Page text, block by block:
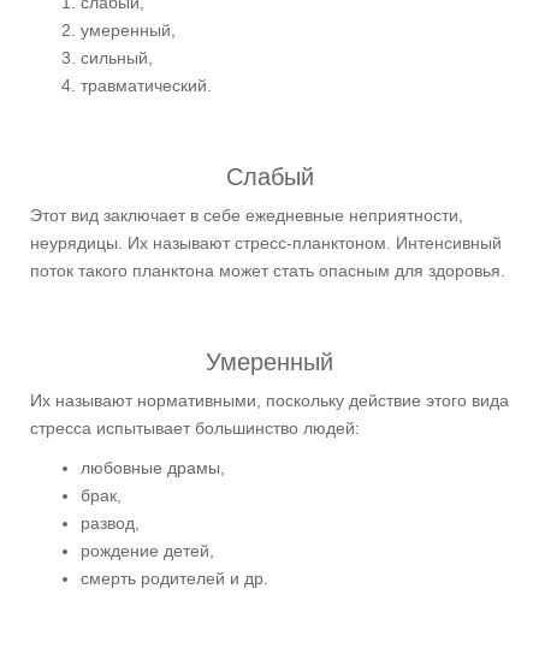
умеренный,
сильный,
травматический.
Слабый
Этот вид заключает в себе ежедневные неприятности,
неурядицы. Их называют стресс-планктоном. Интенсивный
поток такого планктона может стать опасным для здоровья.
Умеренный
Их называют нормативными, поскольку действие этого вида
стресса испытывает большинство людей:
любовные драмы,
брак,
развод,
рождение детей,
смерть родителей и др.